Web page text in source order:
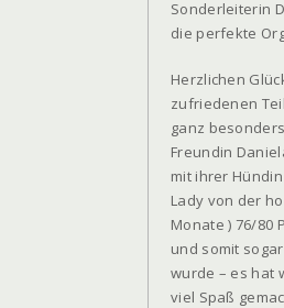
Sonderleiterin
die perfekte
Herzlichen
zufriedenen
ganz
Freundin
mit ihrer
Lady von der
Monate ) 76/80
und somit
wurde – es hat
viel Spaß